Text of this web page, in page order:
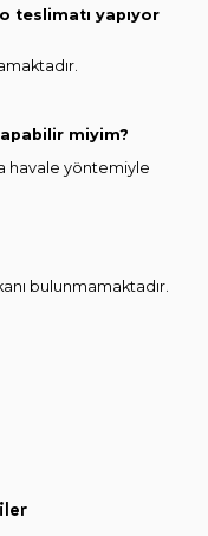
teslimatı yapıyor
miyim?
havale yöntemiyle
bulunmamaktadır.